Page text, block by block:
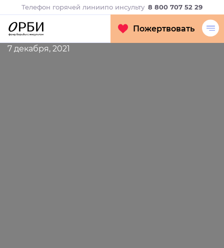
Телефон горячей линиипо инсульту 8 800 707 52 29
Пожертвовать
7 декабря, 2021